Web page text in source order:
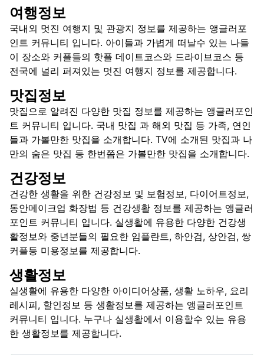
여행정보
국내외 멋진 여행지 및 관광지 정보를 제공하는 앵글러포
인트 커뮤니티 입니다. 아이들과 가볍게 떠날수 있는 나들
이 장소와 커플들의 핫플 데이트코스와 드라이브코스 등
전국에 널리 퍼져있는 멋진 여행지 정보를 제공합니다.
맛집정보
맛집으로 알려진 다양한 맛집 정보를 제공하는 앵글러포인
트 커뮤니티 입니다. 국내 맛집 과 해외 맛집 등 가족, 연인
들과 가볼만한 맛집을 소개합니다. TV에 소개된 맛집과 나
만의 숨은 맛집 등 한번쯤은 가볼만한 맛집을 소개합니다.
건강정보
건강한 생활을 위한 건강정보 및 보험정보, 다이어트정보,
동안메이크업 화장법 등 건강생활 정보를 제공하는 앵글러
포인트 커뮤니티 입니다. 실생활에 유용한 다양한 건강생
활정보와 중년분들의 필요한 임플란트, 하안검, 상안검, 쌍
커플등 미용정보를 제공합니다.
생활정보
실생활에 유용한 다양한 아이디어상품, 생활 노하우, 요리
레시피, 할인정보 등 생활정보를 제공하는 앵글러포인트
커뮤니티 입니다. 누구나 실생활에서 이용할수 있는 유용
한 생활정보를 제공합니다.